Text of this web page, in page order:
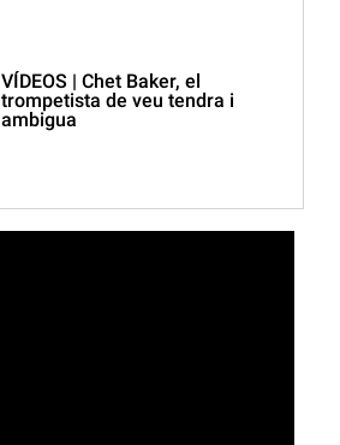
VÍDEOS | Chet Baker, el
trompetista de veu tendra i
ambigua